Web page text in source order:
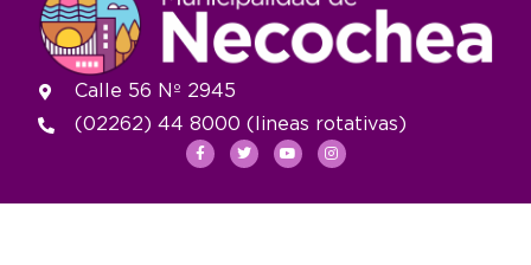
Calle 56 Nº 2945
(02262) 44 8000 (lineas rotativas)